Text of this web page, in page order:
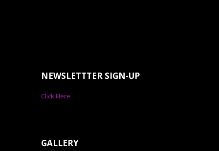
NEWSLETTTER SIGN-UP
Click Here
GALLERY